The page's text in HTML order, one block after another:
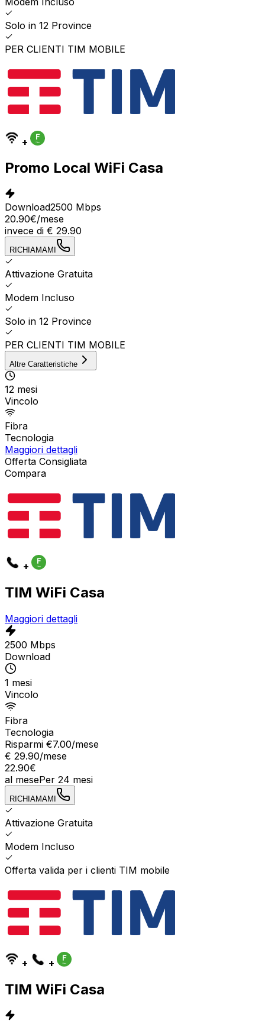
Solo in 12 Province
PER CLIENTI TIM MOBILE
+
Promo Local WiFi Casa
Download2500 Mbps
20.90€/mese
invece di € 29.90
RICHIAMAMI
Attivazione Gratuita
Modem Incluso
Solo in 12 Province
PER CLIENTI TIM MOBILE
Altre Caratteristiche
12 mesi
Vincolo
Fibra
Tecnologia
Maggiori dettagli
Offerta Consigliata
Compara
+
TIM WiFi Casa
Maggiori dettagli
2500 Mbps
Download
1 mesi
Vincolo
Fibra
Tecnologia
Risparmi €7.00/mese
€ 29.90/mese
22.90€
al mesePer 24 mesi
RICHIAMAMI
Attivazione Gratuita
Modem Incluso
Offerta valida per i clienti TIM mobile
+ +
TIM WiFi Casa